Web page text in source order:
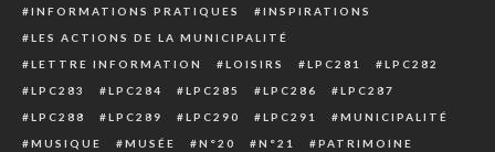
INFORMATIONS PRATIQUES
INSPIRATIONS
LES ACTIONS DE LA MUNICIPALITÉ
LETTRE INFORMATION
LOISIRS LPC281
LPC282
LPC283
LPC284 LPC285 LPC286
LPC287
LPC288
LPC289 LPC290 LPC291
MUNICIPALITÉ
MUSIQUE
MUSÉE N°20 N°21
PATRIMOINE